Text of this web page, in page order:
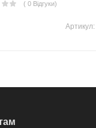
( 0 Відгуки)
Артикул: